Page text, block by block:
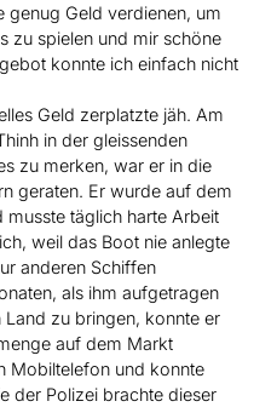
genug Geld verdienen, um
zu spielen und mir schöne
konnte ich einfach nicht
Geld zerplatzte jäh. Am
in der gleissenden
zu merken, war er in die
geraten. Er wurde auf dem
musste täglich harte Arbeit
weil das Boot nie anlegte
anderen Schiffen
als ihm aufgetragen
zu bringen, konnte er
auf dem Markt
Mobiltelefon und konnte
der Polizei brachte dieser